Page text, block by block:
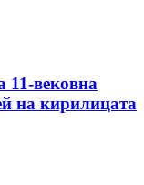
11-вековна
на кирилицата